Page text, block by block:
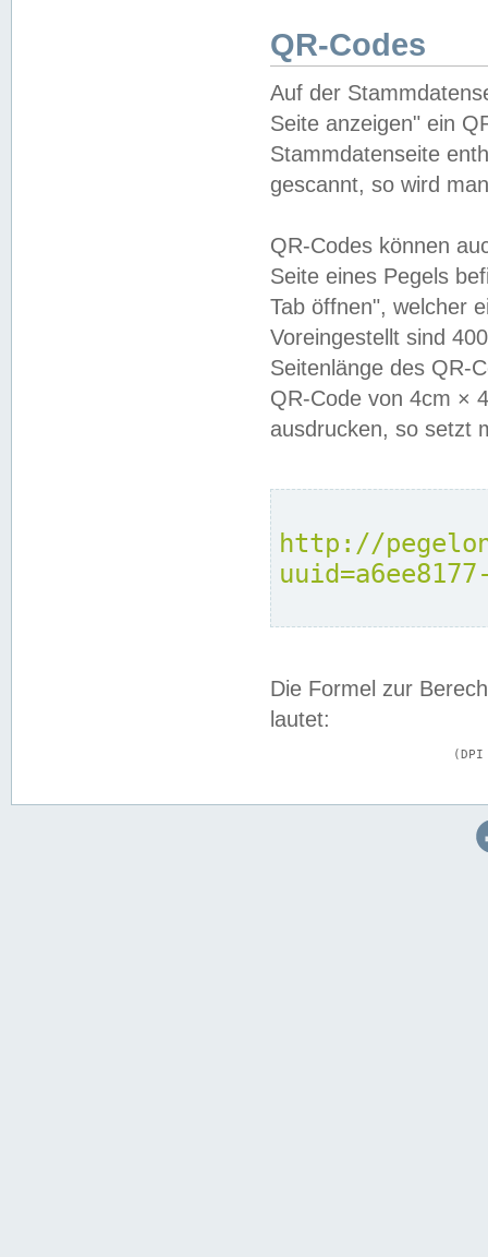
QR-Codes
Auf der
Seite anzeigen" ein
Stammdatenseite
gescannt, so wird
QR-Codes können
Seite eines Pegels
Tab öffnen", welcher
Voreingestellt sind
Seitenlänge des QR-
QR-Code von 4cm ×
ausdrucken, so setzt
http://
Die Formel zur
lautet: